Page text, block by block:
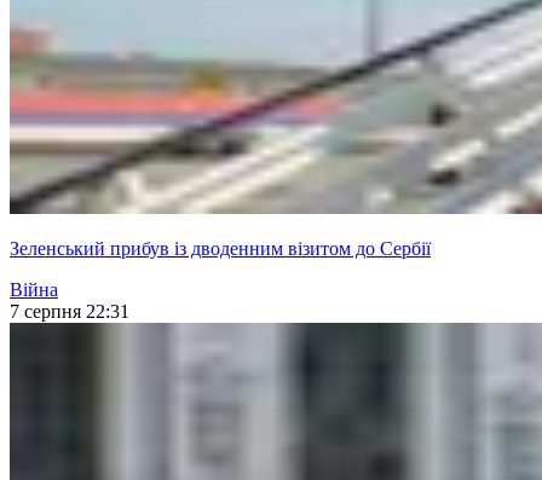
Зеленський прибув із дводенним візитом до Сербії
Війна
7 серпня 22:31